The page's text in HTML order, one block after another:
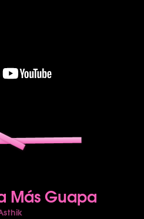
Más Guapa